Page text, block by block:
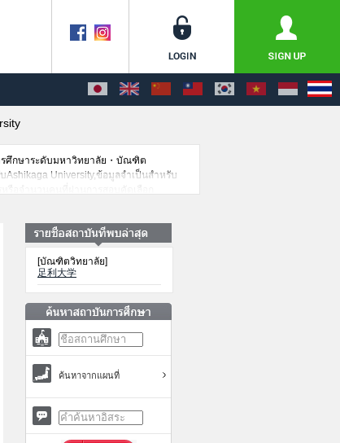
รศึกษาระดับมหาวิทยาลัย・บัณฑิต
University,ข้อมูลจำเป็นสำหรับ
รือจำนวนคนที่ผ่านการสอบคัดเลือก
[บัณฑิตวิทยาลัย]
足利大学
ค้นหาจากแผนที่